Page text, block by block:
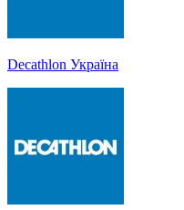
Decathlon Україна